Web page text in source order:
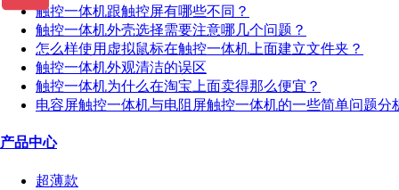
触控一体机跟触控屏有哪些不同？
触控一体机外壳选择需要注意哪几个问题？
怎么样使用虚拟鼠标在触控一体机上面建立文件夹？
触控一体机外观清洁的误区
触控一体机为什么在淘宝上面卖得那么便宜？
电容屏触控一体机与电阻屏触控一体机的一些简单问题分
产品中心
超薄款